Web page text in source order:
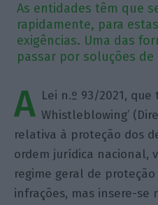
As entidades têm que
rapidamente, para
exigências. Uma das
passar por soluções de
A Lei n.º 93/2021, que
Whistleblowing’
relativa à proteção dos
ordem jurídica nacional,
regime geral de
infrações, mas insere-se